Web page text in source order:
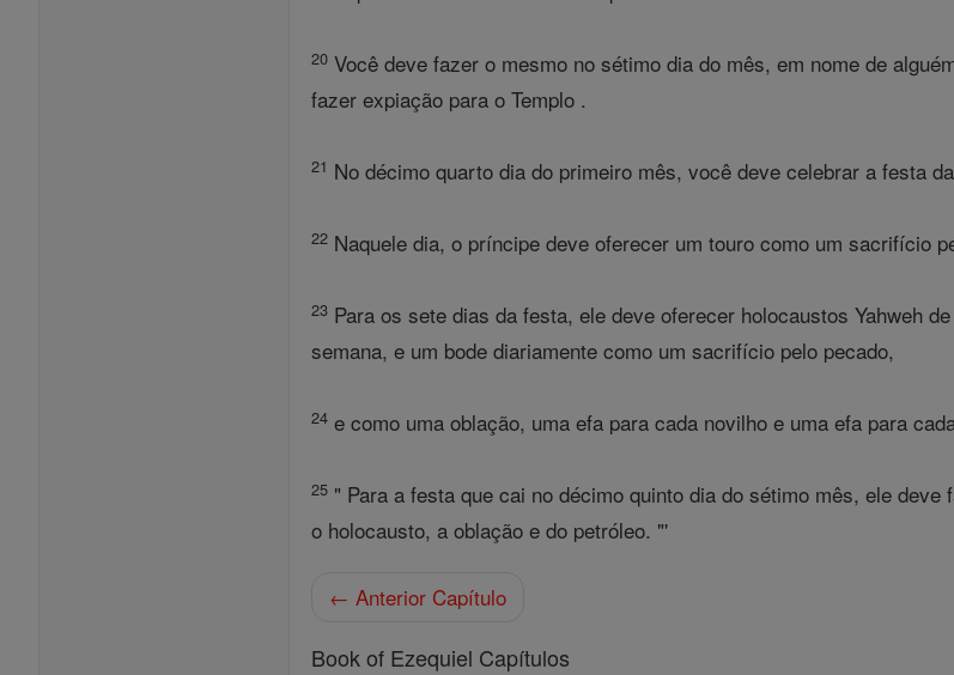
20 Você deve fazer o mesmo no sétimo dia do mês, em nome de
fazer expiação para o Templo .
21 No décimo quarto dia do primeiro mês, você deve celebrar a festa
22 Naquele dia, o príncipe deve oferecer um touro como um sacrifício
23 Para os sete dias da festa, ele deve oferecer holocaustos Yahweh
semana, e um bode diariamente como um sacrifício pelo pecado,
24 e como uma oblação, uma efa para cada novilho e uma efa para
25 " Para a festa que cai no décimo quinto dia do sétimo mês, ele
o holocausto, a oblação e do petróleo. "'
← Anterior Capítulo
Book of Ezequiel Capítulos